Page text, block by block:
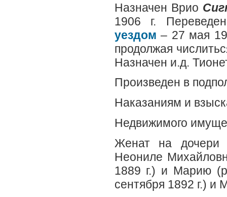
Назначен Врио
1906 г.
уездом – 27 мая
продолжая
Назначен и.д.
Произведен в
Наказаниям и
Недвижимого
Женат на
Неониле
1889 г.) и Марию
сентября 1892 г.) и